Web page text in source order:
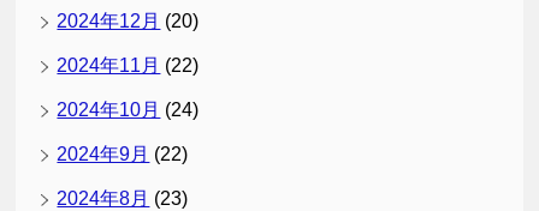
2024年12月 (20)
2024年11月 (22)
2024年10月 (24)
2024年9月 (22)
2024年8月 (23)